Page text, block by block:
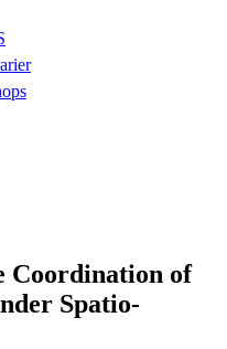
Coordination of
Spatio-